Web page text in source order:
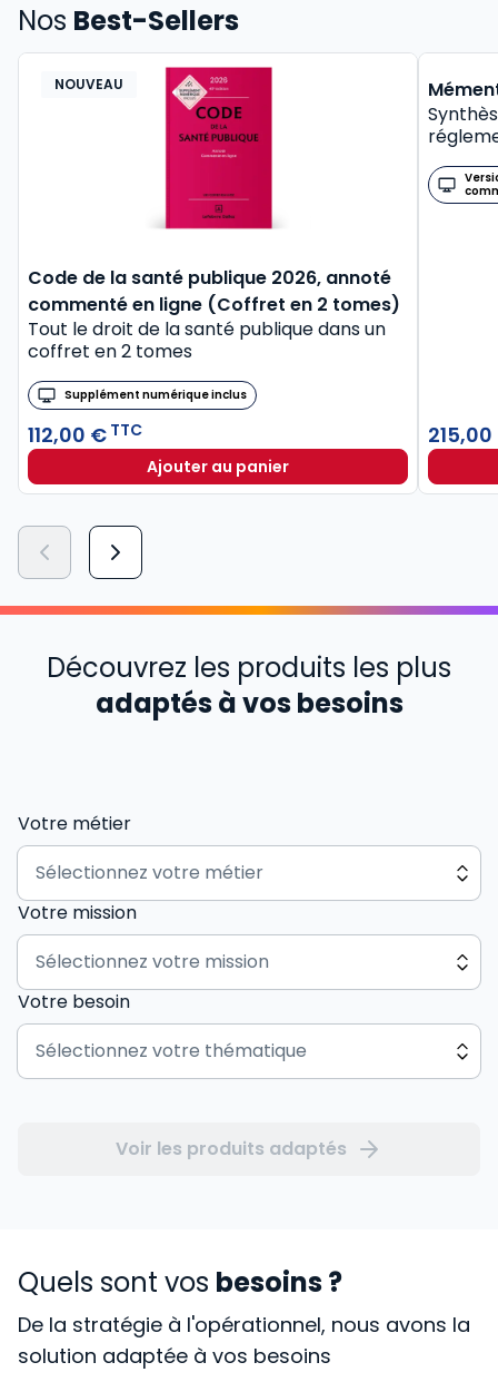
Nos Best-Sellers
NOUVEAU
Code de la santé publique 2026, annoté
commenté en ligne (Coffret en 2 tomes)
Tout le droit de la santé publique dans un
coffret en 2 tomes
Supplément numérique inclus
112,00 € TTC
Ajouter au panier
BEST-
Découvrez les produits les plus
adaptés à vos besoins
Votre métier
Votre mission
Votre besoin
Voir les produits adaptés
Quels sont vos besoins ?
De la stratégie à l'opérationnel, nous avons la
solution adaptée à vos besoins